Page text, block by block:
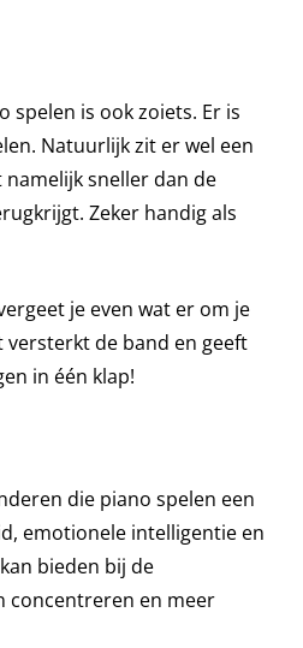
spelen is ook zoiets. Er is
Natuurlijk zit er wel een
namelijk sneller dan de
Zeker handig als
je even wat er om je
versterkt de band en geeft
in één klap!
die piano spelen een
emotionele intelligentie en
bieden bij de
concentreren en meer